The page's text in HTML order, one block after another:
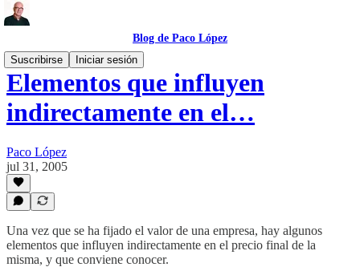
Blog de Paco López
Suscribirse
Iniciar sesión
Elementos que influyen
indirectamente en el…
Paco López
jul 31, 2005
Una vez que se ha fijado el valor de una empresa, hay algunos
elementos que influyen indirectamente en el precio final de la
misma, y que conviene conocer.